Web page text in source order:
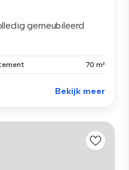
gemeubileerd
70 m²
Bekijk meer